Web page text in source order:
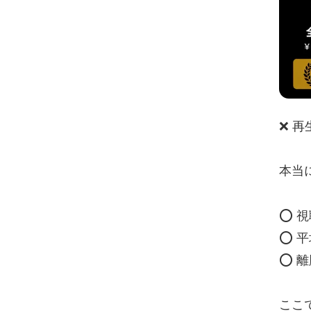
❌ 再
本当
⭕
⭕
⭕
ここ